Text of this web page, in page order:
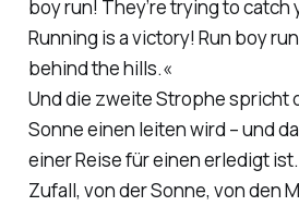
boy run! They’re trying to catch
Running is a victory! Run boy
behind the hills.«
Und die zweite Strophe spricht
Sonne einen leiten wird – und
einer Reise für einen erledigt
Zufall, von der Sonne, von den